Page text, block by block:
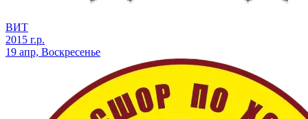
ВИТ
2015 г.р.
19 апр, Воскресенье